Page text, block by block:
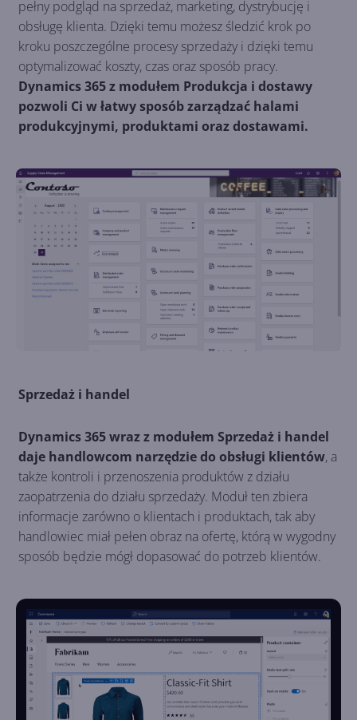
pełny podgląd na sprzedaż, marketing, dystrybucję i
obsługę klienta. Dzięki temu możesz śledzić krok po
kroku poszczególne procesy sprzedaży i dzięki temu
optymalizować koszty, czas oraz sposób pracy.
Dynamics 365 z modułem Produkcja i dostawy
pozwoli Ci w łatwy sposób zarządzać halami
produkcyjnymi, produktami oraz dostawami.
Sprzedaż i handel
Dynamics 365 wraz z modułem Sprzedaż i handel
daje handlowcom narzędzie do obsługi klientów, a
także kontroli i przenoszenia produktów z działu
zaopatrzenia do działu sprzedaży. Moduł ten zbiera
informacje zarówno o klientach i produktach, tak aby
handlowiec miał pełen obraz na ofertę, którą w wygodny
sposób będzie mógł dopasować do potrzeb klientów.